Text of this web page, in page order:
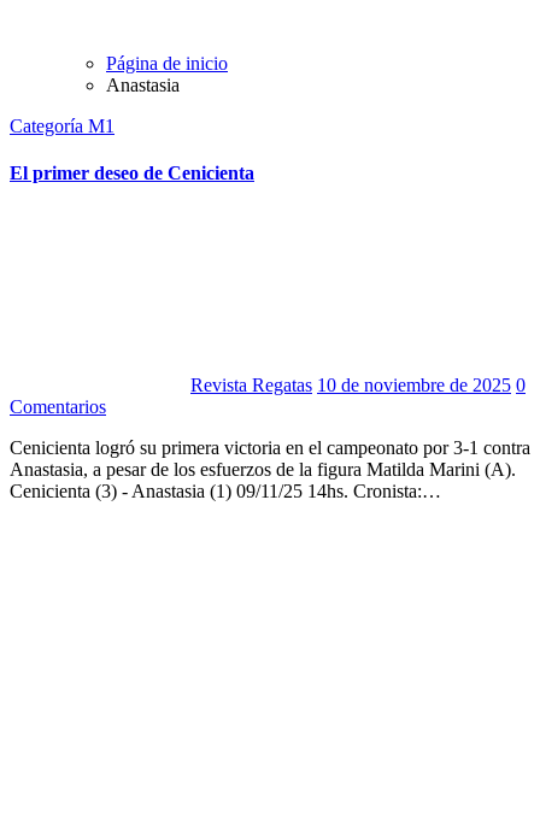
Página de inicio
Anastasia
Categoría M1
El primer deseo de Cenicienta
Revista Regatas 10 de noviembre de 2025 0
Comentarios
Cenicienta logró su primera victoria en el campeonato por 3-1 contra
Anastasia, a pesar de los esfuerzos de la figura Matilda Marini (A).
Cenicienta (3) - Anastasia (1) 09/11/25 14hs. Cronista:…